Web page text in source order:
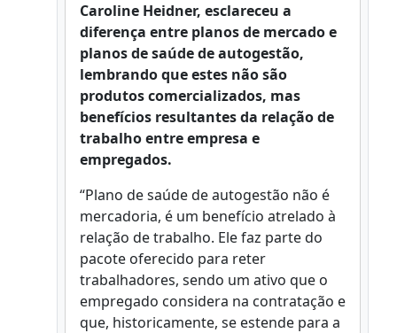
Caroline Heidner, esclareceu a
diferença entre planos de mercado e
planos de saúde de autogestão,
lembrando que estes não são
produtos comercializados, mas
benefícios resultantes da relação de
trabalho entre empresa e
empregados.
“Plano de saúde de autogestão não é
mercadoria, é um benefício atrelado à
relação de trabalho. Ele faz parte do
pacote oferecido para reter
trabalhadores, sendo um ativo que o
empregado considera na contratação e
que, historicamente, se estende para a